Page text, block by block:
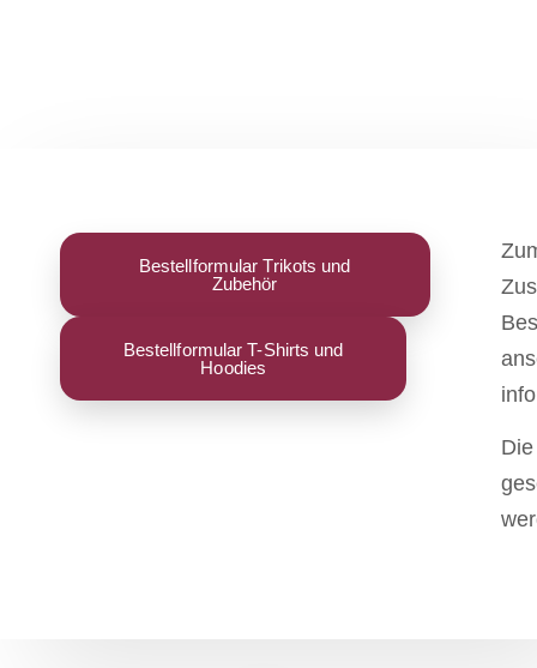
Bestellformular Trikots und
Zubehör
Bestellformular T-Shirts und
Hoodies